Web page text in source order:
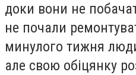
доки вони не
не почали
минулого тижня
але свою обіцянку